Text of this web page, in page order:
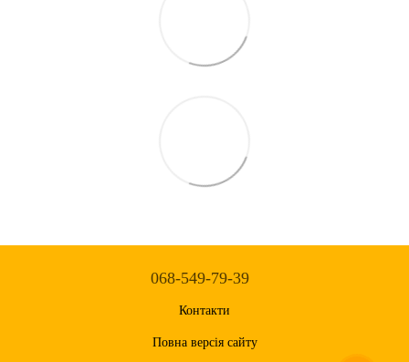
068-549-79-39
Контакти
Повна версія сайту